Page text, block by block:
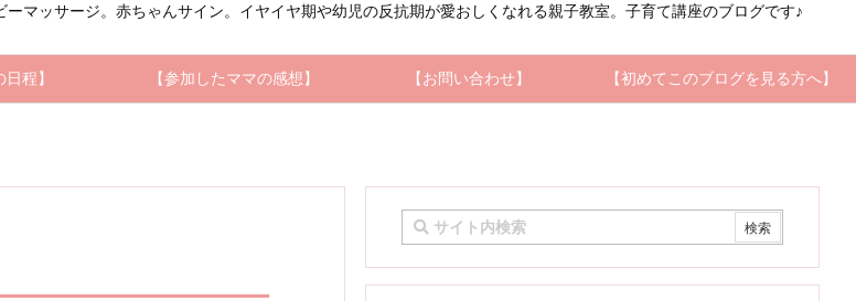
マッサージ。赤ちゃんサイン。イヤイヤ期や幼児の反抗期が愛おしくなれる親子教室。子育て講座のブログです♪
日程】 【参加したママの感想】 【お問い合わせ】 【初めてこのブログを見る方へ】